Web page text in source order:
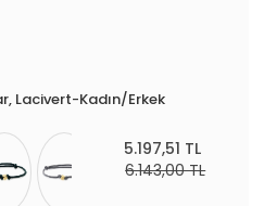
Lacivert-Kadın/Erkek
5.197,51 TL
6.143,00 TL